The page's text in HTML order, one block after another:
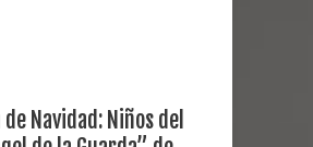
desarrollará jornada de
de Navidad: Niños del